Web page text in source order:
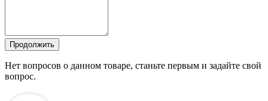
Продолжить
Нет вопросов о данном товаре, станьте первым и задайте свой
вопрос.